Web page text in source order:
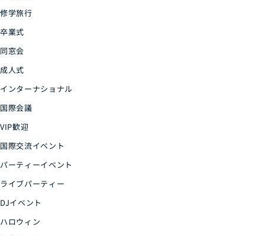
修学旅行
卒業式
同窓会
成人式
インターナショナル
国際会議
VIP歓迎
国際交流イベント
パーティーイベント
ライブパーティー
DJイベント
ハロウィン